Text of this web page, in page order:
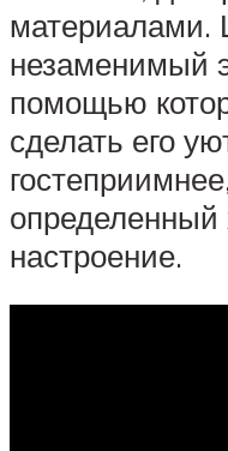
материалами.
незаменимый
помощью
сделать его
определенный
настроение.